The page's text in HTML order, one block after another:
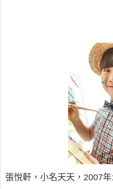
張悅軒，小名天天，2007